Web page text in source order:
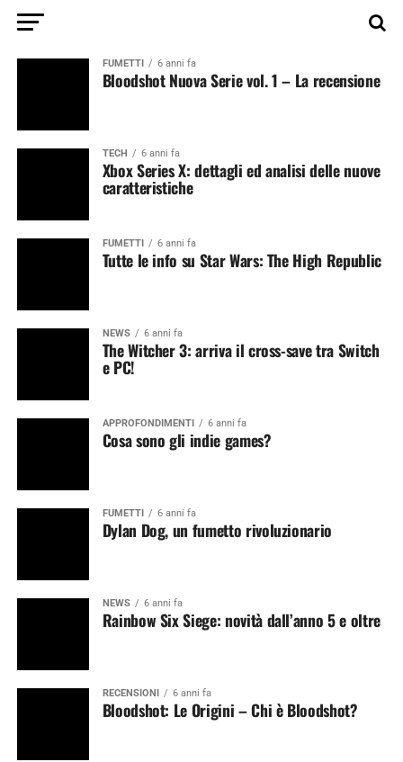
FUMETTI 6 anni fa
Bloodshot Nuova Serie vol. 1 – La recensione
TECH 6 anni fa
Xbox Series X: dettagli ed analisi delle nuove
caratteristiche
FUMETTI 6 anni fa
Tutte le info su Star Wars: The High Republic
NEWS 6 anni fa
The Witcher 3: arriva il cross-save tra Switch
e PC!
APPROFONDIMENTI 6 anni fa
Cosa sono gli indie games?
FUMETTI 6 anni fa
Dylan Dog, un fumetto rivoluzionario
NEWS 6 anni fa
Rainbow Six Siege: novità dall’anno 5 e oltre
RECENSIONI 6 anni fa
Bloodshot: Le Origini – Chi è Bloodshot?